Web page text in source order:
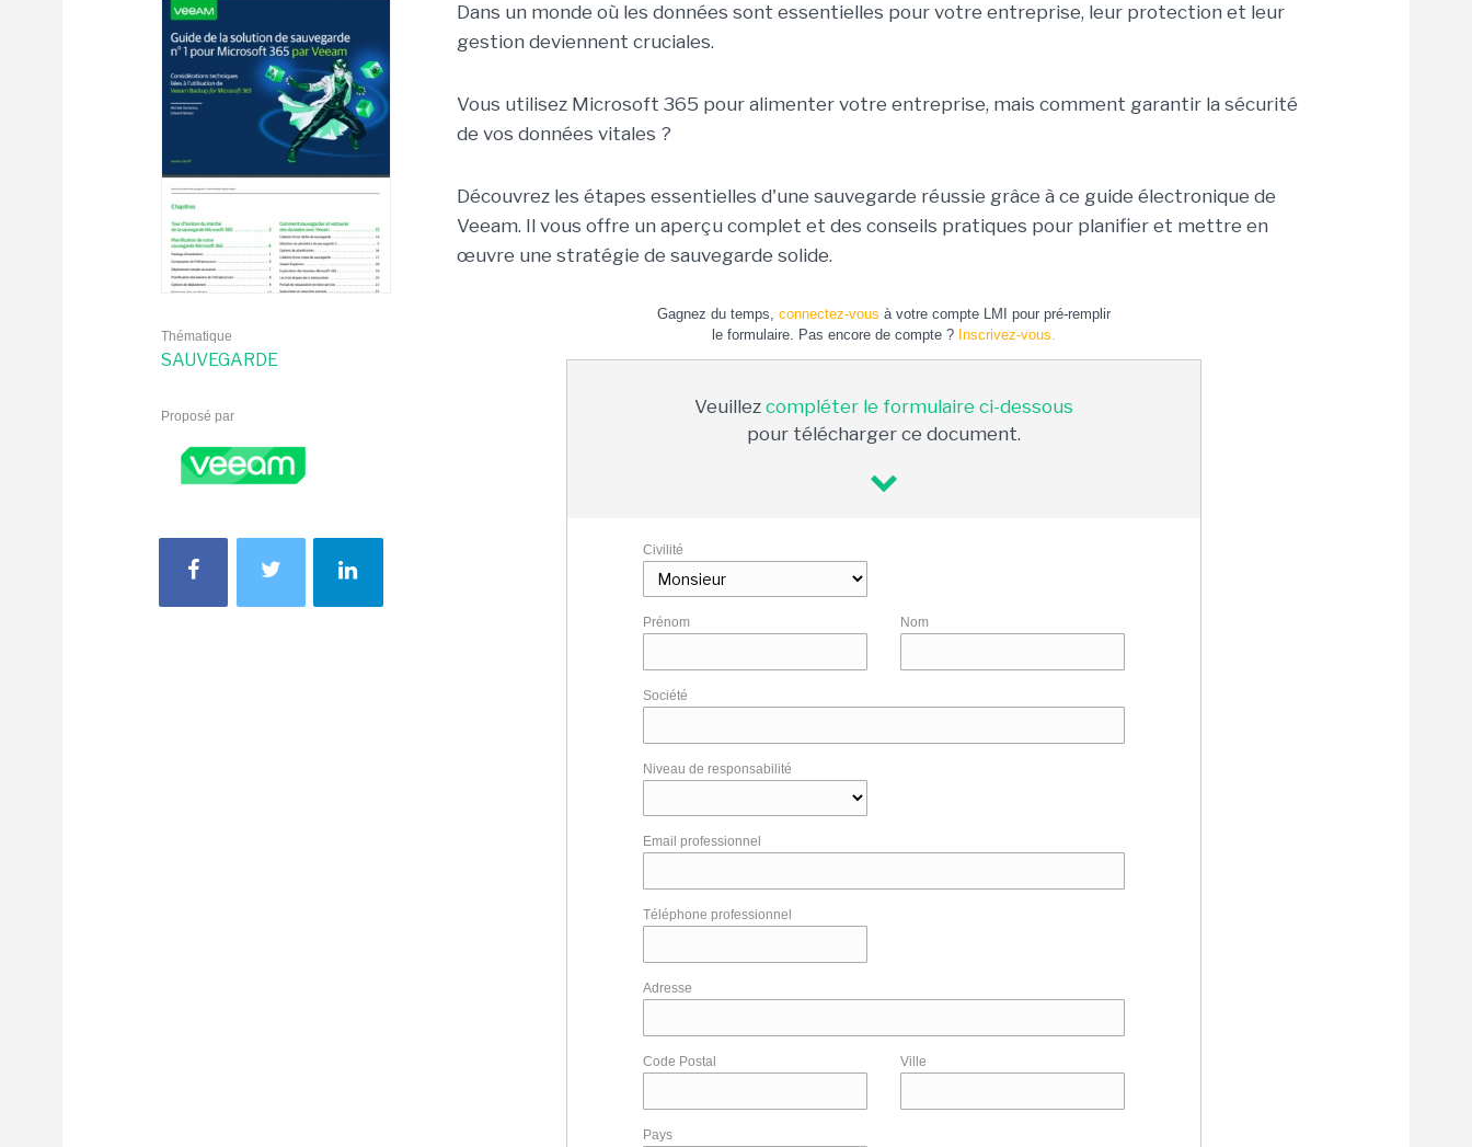
Thématique
SAUVEGARDE
Proposé par
Dans un monde où les données sont essentielles pour votre entreprise, leur protection et leur
gestion deviennent cruciales.
Vous utilisez Microsoft 365 pour alimenter votre entreprise, mais comment garantir la sécurité
de vos données vitales ?
Découvrez les étapes essentielles d'une sauvegarde réussie grâce à ce guide électronique de
Veeam. Il vous offre un aperçu complet et des conseils pratiques pour planifier et mettre en
œuvre une stratégie de sauvegarde solide.
Gagnez du temps, connectez-vous à votre compte LMI pour pré-remplir
le formulaire. Pas encore de compte ? Inscrivez-vous.
Veuillez compléter le formulaire ci-dessous
pour télécharger ce document.
Civilité
Prénom Nom
Société
Niveau de responsabilité
Email professionnel
Téléphone professionnel
Adresse
Code Postal Ville
Pays